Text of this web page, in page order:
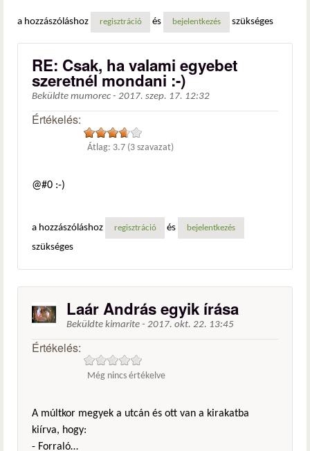
a hozzászóláshoz regisztráció és bejelentkezés szükséges
RE: Csak, ha valami egyebet
szeretnél mondani :-)
Beküldte mumorec - 2017. szep. 17. 12:32
Értékelés:
Átlag: 3.7 (3 szavazat)
@#0 :-)
a hozzászóláshoz regisztráció és bejelentkezés
szükséges
Laár András egyik írása
Beküldte kimarite - 2017. okt. 22. 13:45
Értékelés:
Még nincs értékelve
A múltkor megyek a utcán és ott van a kirakatba
kiírva, hogy:
- Forraló…